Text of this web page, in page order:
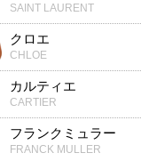
SAINT LAURENT
クロエ
CHLOE
カルティエ
CARTIER
フランクミュラー
FRANCK MULLER